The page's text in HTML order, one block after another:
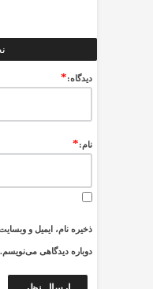
ديدگاه:*
نام:*
ذخیره نام، ایمیل و
دوباره دیدگاهی می‌نویسم.